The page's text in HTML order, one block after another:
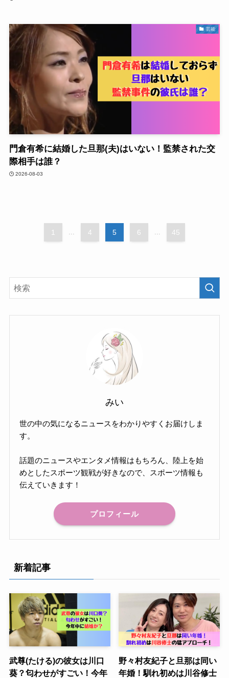
芸能
門倉有希に結婚した旦那(夫)はいない！監禁された交
際相手は誰？
2026-08-03
1 4 5 6 45
みい
世の中の気になるニュースをわかりやすくお届けしま
す。
話題のニュースやエンタメ情報はもちろん、陸上を始
めとしたスポーツ観戦が好きなので、スポーツ情報も
伝えていきます！
プロフィール
新着記事
武尊(たける)の彼女は川口
葵？匂わせがすごい！今年
野々村友紀子と旦那は同い
年婚！馴れ初めは川谷修士